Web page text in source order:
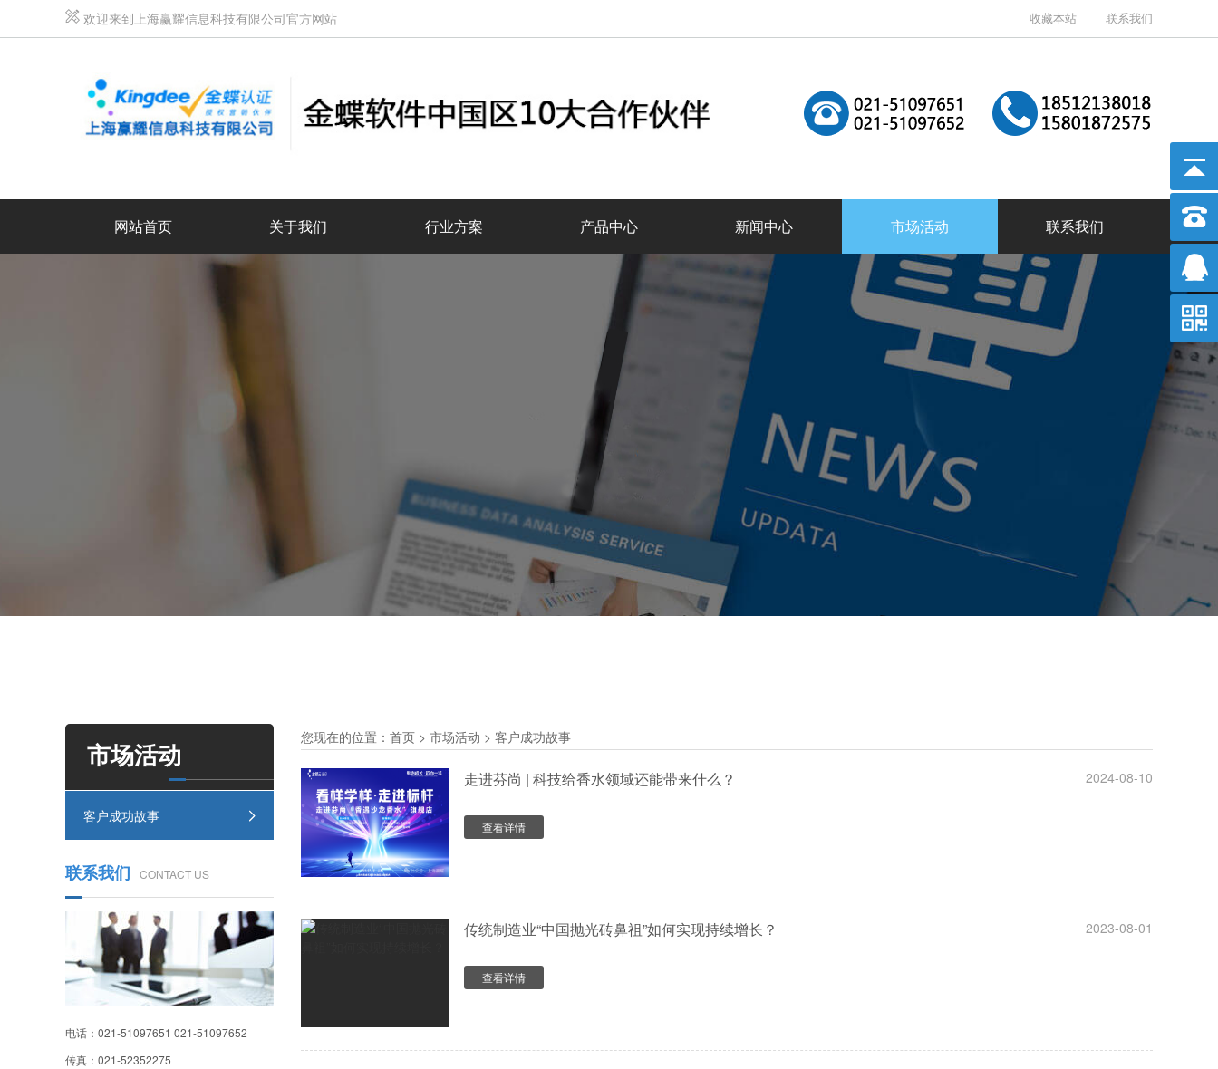
收藏本站 联系我们
欢迎来到上海赢耀信息科技有限公司官方网站
网站首页 关于我们 行业方案 产品中心 新闻中心 市场活动 联系我们
市场活动
客户成功故事
联系我们 CONTACT US
电话：021-51097651 021-51097652
传真：021-52352275
您现在的位置： 首页 > 市场活动 > 客户成功故事
2024-08-10
走进芬尚 | 科技给香水领域还能带来什么？
查看详情
2023-08-01
传统制造业“中国抛光砖鼻祖”如何实现持续增长？
查看详情